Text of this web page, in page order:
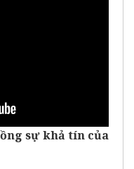
sự khả tín của